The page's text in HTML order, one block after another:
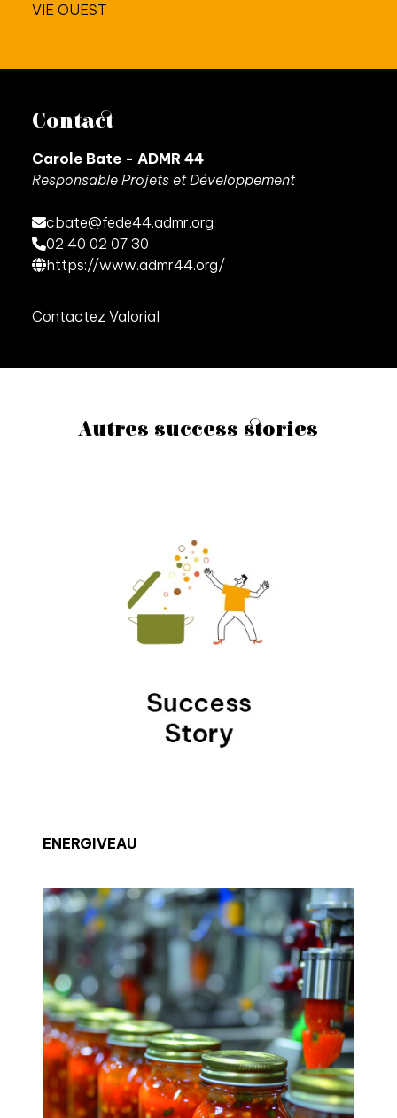
VIE OUEST
Contact
Carole Bate - ADMR 44
Responsable Projets et Développement
cbate@fede44.admr.org
02 40 02 07 30
https://www.admr44.org/
Contactez Valorial
Autres success stories
ENERGIVEAU